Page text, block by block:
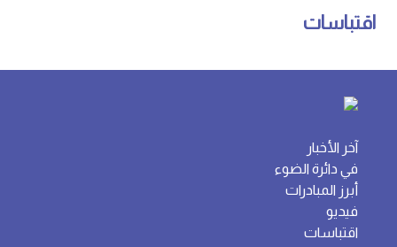
اقتباسات
آخر الأخبار
في دائرة الضوء
أبرز المبادرات
فيديو
اقتباسات